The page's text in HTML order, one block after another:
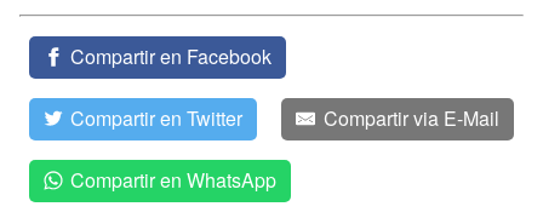
Compartir en Facebook
Compartir en Twitter Compartir via E-Mail
Compartir en WhatsApp